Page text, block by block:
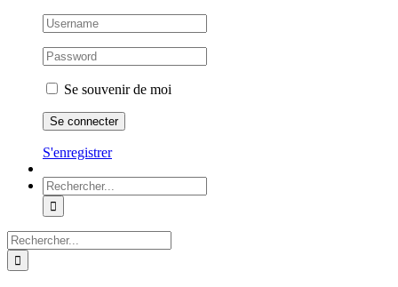
Se souvenir de moi
S'enregistrer
Rechercher:
Rechercher: